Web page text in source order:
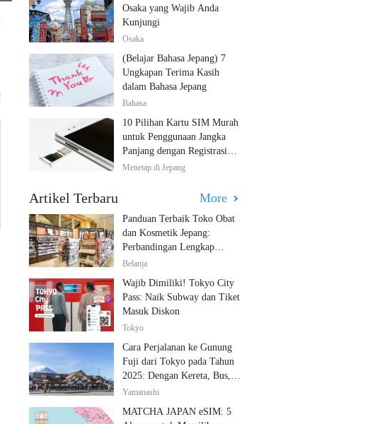
Osaka yang Wajib Anda
Kunjungi
Osaka
(Belajar Bahasa Jepang) 7
Ungkapan Terima Kasih
dalam Bahasa Jepang
Bahasa
10 Pilihan Kartu SIM Murah
untuk Penggunaan Jangka
Panjang dengan Registrasi
Multibahasa!
Menetap di Jepang
Artikel Terbaru More
Panduan Terbaik Toko Obat
dan Kosmetik Jepang:
Perbandingan Lengkap
Diskon dari 12 Toko Farmasi
Belanja
Wajib Dimiliki! Tokyo City
Pass: Naik Subway dan Tiket
Masuk Diskon
Tokyo
Cara Perjalanan ke Gunung
Fuji dari Tokyo pada Tahun
2025: Dengan Kereta, Bus,
dan Mobil
Yamanashi
MATCHA JAPAN eSIM: 5